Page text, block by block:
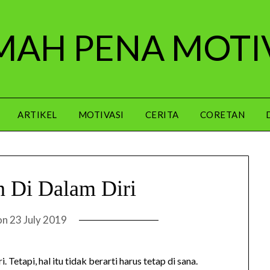
PENA
ARTIKEL MOTIVASI CERITA CORETAN
Di Dalam Diri
23 July 2019
Tetapi, hal itu tidak berarti harus tetap di sana.